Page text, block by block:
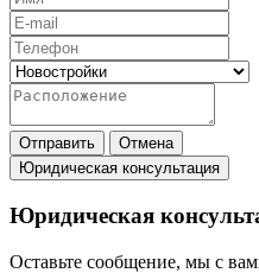
Отправить
Отмена
Юридическая консультация
Юридическая
Оставьте сообщение, мы с